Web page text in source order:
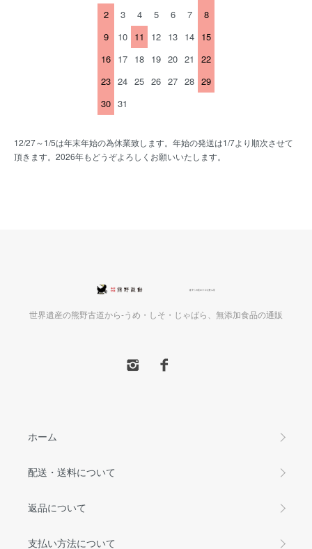
2
3 4 5 6 7
8
9
10 11 12 13 14 15
16 17 18 19 20 21
22
23 24 25 26 27 28 29
30 31
12/27～1/5は年末年始の為休業致します。年始の発送は1/7より順次させて
頂きます。2026年もどうぞよろしくお願いいたします。
世界遺産の熊野古道から-うめ・しそ・じゃばら、無添加食品の通販
ホーム
配送・送料について
返品について
支払い方法について